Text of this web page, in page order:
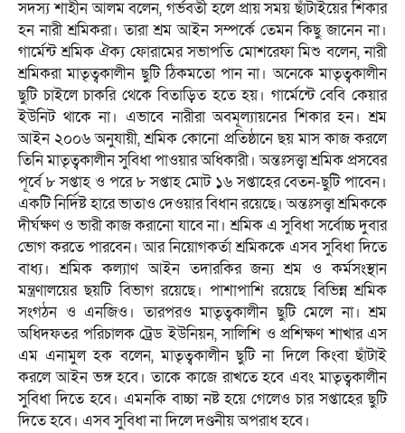
সদস্য শাহীন আলম বলেন, গর্ভবতী হলে প্রায় সময় ছাঁটাইয়ের শিকার
হন নারী শ্রমিকরা। তারা শ্রম আইন সম্পর্কে তেমন কিছু জানেন না।
গার্মেন্ট শ্রমিক ঐক্য ফোরামের সভাপতি মোশরেফা মিশু বলেন, নারী
শ্রমিকরা মাতৃত্বকালীন ছুটি ঠিকমতো পান না। অনেকে মাতৃত্বকালীন
ছুটি চাইলে চাকরি থেকে বিতাড়িত হতে হয়। গার্মেন্টে বেবি কেয়ার
ইউনিট থাকে না। এভাবে নারীরা অবমূল্যায়নের শিকার হন। শ্রম
আইন ২০০৬ অনুযায়ী, শ্রমিক কোনো প্রতিষ্ঠানে ছয় মাস কাজ করলে
তিনি মাতৃত্বকালীন সুবিধা পাওয়ার অধিকারী। অন্তঃসত্ত্বা শ্রমিক প্রসবের
পূর্বে ৮ সপ্তাহ ও পরে ৮ সপ্তাহ মোট ১৬ সপ্তাহের বেতন-ছুটি পাবেন।
একটি নির্দিষ্ট হারে ভাতাও দেওয়ার বিধান রয়েছে। অন্তঃসত্ত্বা শ্রমিককে
দীর্ঘক্ষণ ও ভারী কাজ করানো যাবে না। শ্রমিক এ সুবিধা সর্বোচ্চ দুবার
ভোগ করতে পারবেন। আর নিয়োগকর্তা শ্রমিককে এসব সুবিধা দিতে
বাধ্য। শ্রমিক কল্যাণ আইন তদারকির জন্য শ্রম ও কর্মসংস্থান
মন্ত্রণালয়ের ছয়টি বিভাগ রয়েছে। পাশাপাশি রয়েছে বিভিন্ন শ্রমিক
সংগঠন ও এনজিও। তারপরও মাতৃত্বকালীন ছুটি মেলে না। শ্রম
অধিদফতর পরিচালক ট্রেড ইউনিয়ন, সালিশি ও প্রশিক্ষণ শাখার এস
এম এনামুল হক বলেন, মাতৃত্বকালীন ছুটি না দিলে কিংবা ছাঁটাই
করলে আইন ভঙ্গ হবে। তাকে কাজে রাখতে হবে এবং মাতৃত্বকালীন
সুবিধা দিতে হবে। এমনকি বাচ্চা নষ্ট হয়ে গেলেও চার সপ্তাহের ছুটি
দিতে হবে। এসব সুবিধা না দিলে দণ্ডনীয় অপরাধ হবে।